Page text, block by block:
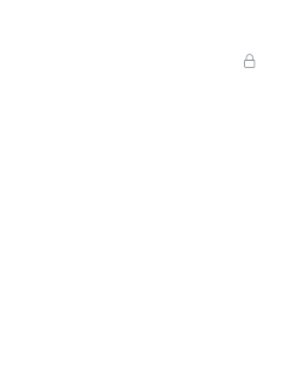
